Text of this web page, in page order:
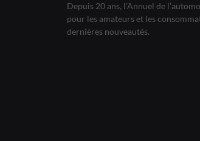
Depuis 20 ans, l’Annuel de
pour les amateurs et les
dernières nouveautés.